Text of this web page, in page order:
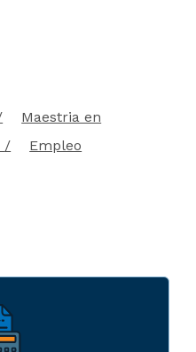
Maestria en
Empleo